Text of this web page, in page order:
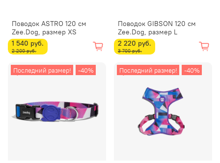
Поводок ASTRO 120 см
Zee.Dog, размер XS
1 540 руб.
2 200 руб.
Поводок GIBSON 120 см
Zee.Dog, размер L
2 220 руб.
3 700 руб.
Последний размер! -40% Последний размер! -40%